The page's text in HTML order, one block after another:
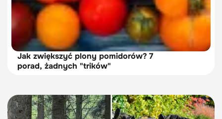
Jak zwiększyć plony pomidorów? 7
porad, żadnych "trików"